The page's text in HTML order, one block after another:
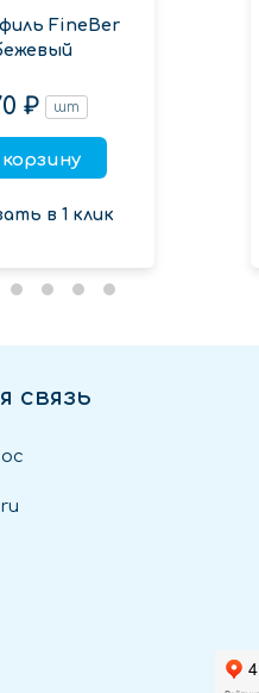
FineBer
₽ шт
в 1 клик
связь